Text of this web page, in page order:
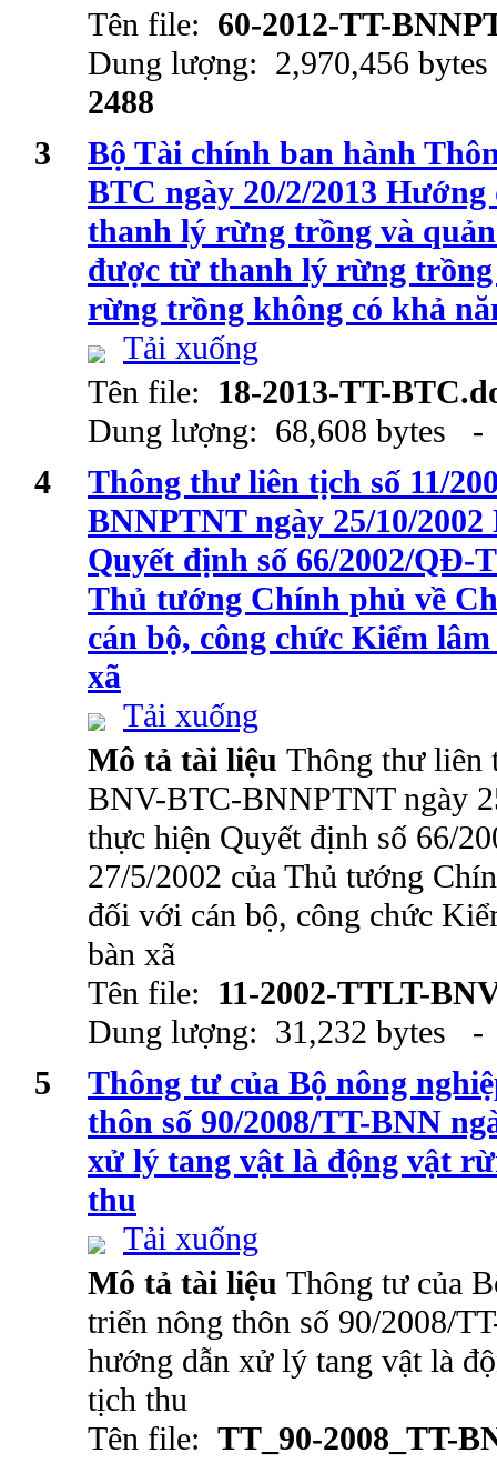
Tên file: 60-2012-TT-
Dung lượng: 2,970,456
2488
3
Bộ Tài chính ban hành
BTC ngày 20/2/2013
thanh lý rừng trồng và
được từ thanh lý rừng
rừng trồng không có khả
Tải xuống
Tên file: 18-2013-TT-
Dung lượng: 68,608 bytes
4
Thông thư liên tịch số 11/
BNNPTNT ngày 25/10/
Quyết định số 66/2002/QĐ-
Thủ tướng Chính phủ về
cán bộ, công chức Kiểm
xã
Tải xuống
Mô tả tài liệu Thông thư liên
BNV-BTC-BNNPTNT ngày
thực hiện Quyết định số 66/
27/5/2002 của Thủ tướng
đối với cán bộ, công chức
bàn xã
Tên file: 11-2002-TTLT-
Dung lượng: 31,232 bytes
5
Thông tư của Bộ nông
thôn số 90/2008/TT-BNN
xử lý tang vật là động vật
thu
Tải xuống
Mô tả tài liệu Thông tư của
triển nông thôn số 90/2008/
hướng dẫn xử lý tang vật là
tịch thu
Tên file: TT_90-2008_TT-